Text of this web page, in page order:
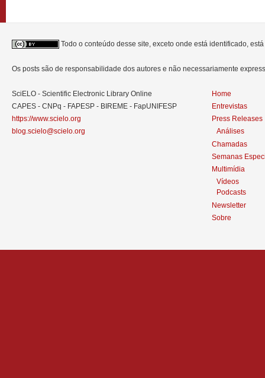
Todo o conteúdo desse site, exceto onde está identificado,
Os posts são de responsabilidade dos autores e não necessariamente
SciELO - Scientific Electronic Library Online
CAPES - CNPq - FAPESP - BIREME - FapUNIFESP
https://www.scielo.org
blog.scielo@scielo.org
Home
Entrevistas
Press Releases
Análises
Chamadas
Semanas
Multimídia
Vídeos
Podcasts
Newsletter
Sobre